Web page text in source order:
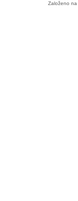
Založeno na